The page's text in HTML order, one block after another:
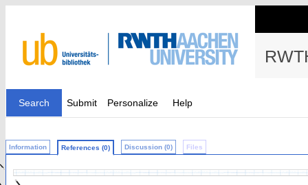
Search Submit Personalize Help
Information References (0) Discussion (0) Files